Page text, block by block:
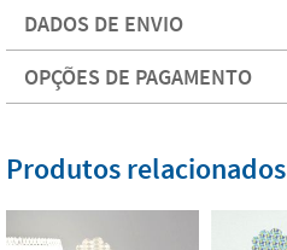
DADOS DE ENVIO
OPÇÕES DE PAGAMENTO
Produtos relacionados